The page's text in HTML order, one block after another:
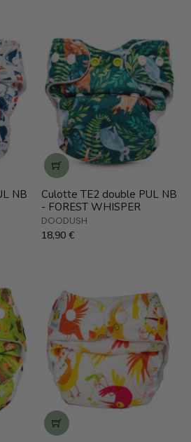
NB
Culotte TE2 double PUL NB
- FOREST WHISPER
DOODUSH
18,90 €